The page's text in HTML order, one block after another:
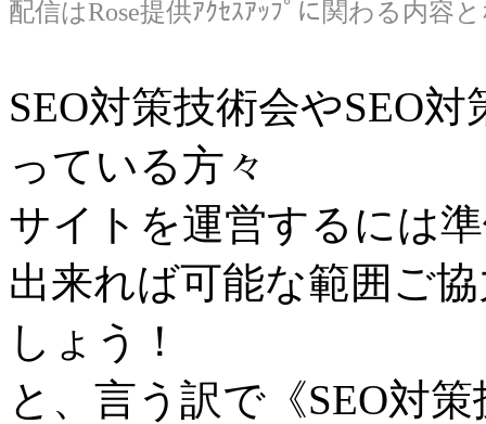
配信はRose提供ｱｸｾｽｱｯﾌﾟに関わる内容
SEO対策技術会やSEO
っている方々
サイトを運営するには
出来れば可能な範囲ご
しょう！
と、言う訳で《SEO対